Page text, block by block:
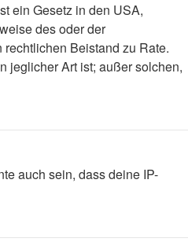
ein Gesetz in den USA,
des oder der
Beistand zu Rate.
jeglicher Art ist; außer solchen,
auch sein, dass deine IP-